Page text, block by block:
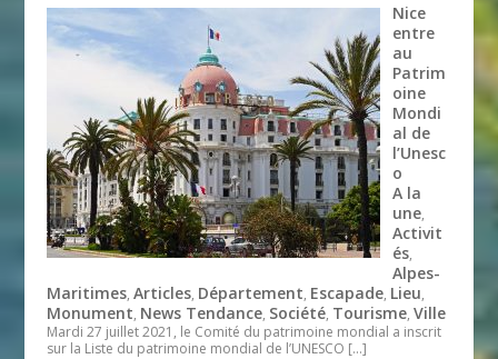
Nice
entre
au
Patrim
oine
Mondi
al de
l’Unesc
o
A la
une,
Activit
és,
Alpes-
Maritimes,Articles, Département, Escapade, Lieu,
Monument, News Tendance, Société, Tourisme,Ville
Mardi 27 juillet 2021, le Comité du patrimoine mondial a inscrit
sur la Liste du patrimoine mondial de l’UNESCO […]